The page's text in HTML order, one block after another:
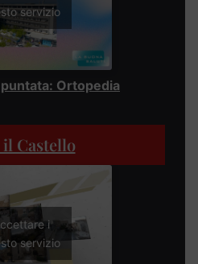
servizio
Ortopedia
Castello
i
servizio